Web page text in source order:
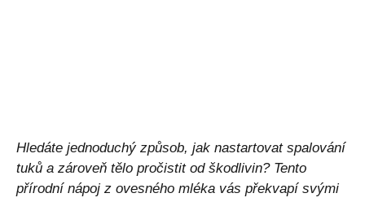
Hledáte jednoduchý způsob, jak nastartovat spalování
tuků a zároveň tělo pročistit od škodlivin? Tento
přírodní nápoj z ovesného mléka vás překvapí svými